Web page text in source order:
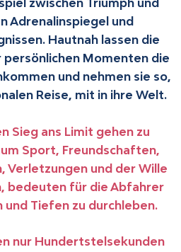
zwischen Triumph und
Adrenalinspiegel und
Hautnah lassen die
persönlichen Momenten die
und nehmen sie so,
Reise, mit in ihre Welt.
Sieg ans Limit gehen zu
Sport, Freundschaften,
Verletzungen und der Wille
bedeuten für die Abfahrer
und Tiefen zu durchleben.
nur Hundertstelsekunden